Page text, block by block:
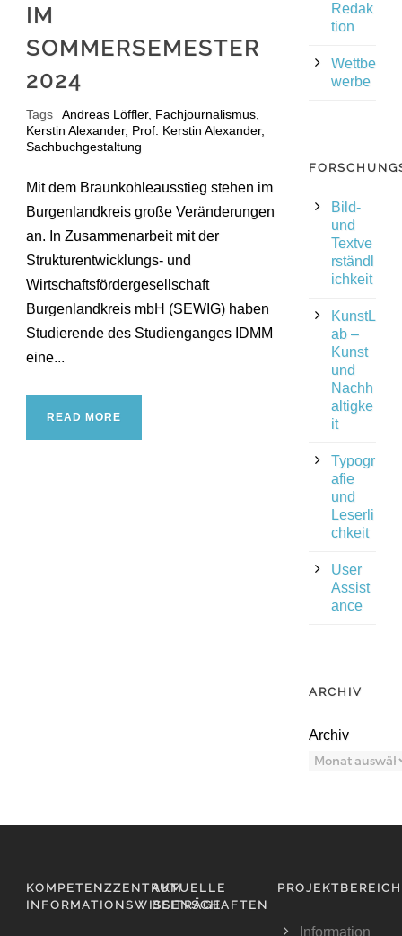
IM
SOMMERSEMESTER
2024
Tags Andreas Löffler, Fachjournalismus,
Kerstin Alexander, Prof. Kerstin Alexander,
Sachbuchgestaltung
Mit dem Braunkohleausstieg stehen im
Burgenlandkreis große Veränderungen
an. In Zusammenarbeit mit der
Strukturentwicklungs- und
Wirtschaftsfördergesellschaft
Burgenlandkreis mbH (SEWIG) haben
Studierende des Studienganges IDMM
eine...
READ MORE
Redak
tion
Wettbe
werbe
Bild-
und
Textve
rständl
ichkeit
KunstL
ab –
Kunst
und
Nachh
altigke
it
Typogr
afie
und
Leserli
chkeit
User
Assist
ance
ARCHIV
Archiv
KOMPETENZZENTRUM
INFORMATIONSWISSENSCHAFTEN
AKTUELLE
BEITRÄGE
Information